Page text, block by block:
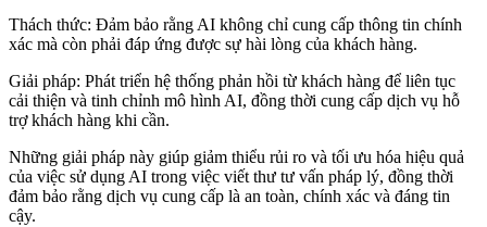
Thách thức: Đảm bảo rằng AI không chỉ cung cấp thông tin chính
xác mà còn phải đáp ứng được sự hài lòng của khách hàng.
Giải pháp: Phát triển hệ thống phản hồi từ khách hàng để liên tục
cải thiện và tinh chỉnh mô hình AI, đồng thời cung cấp dịch vụ hỗ
trợ khách hàng khi cần.
Những giải pháp này giúp giảm thiểu rủi ro và tối ưu hóa hiệu quả
của việc sử dụng AI trong việc viết thư tư vấn pháp lý, đồng thời
đảm bảo rằng dịch vụ cung cấp là an toàn, chính xác và đáng tin
cậy.